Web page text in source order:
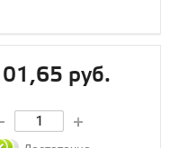
руб.